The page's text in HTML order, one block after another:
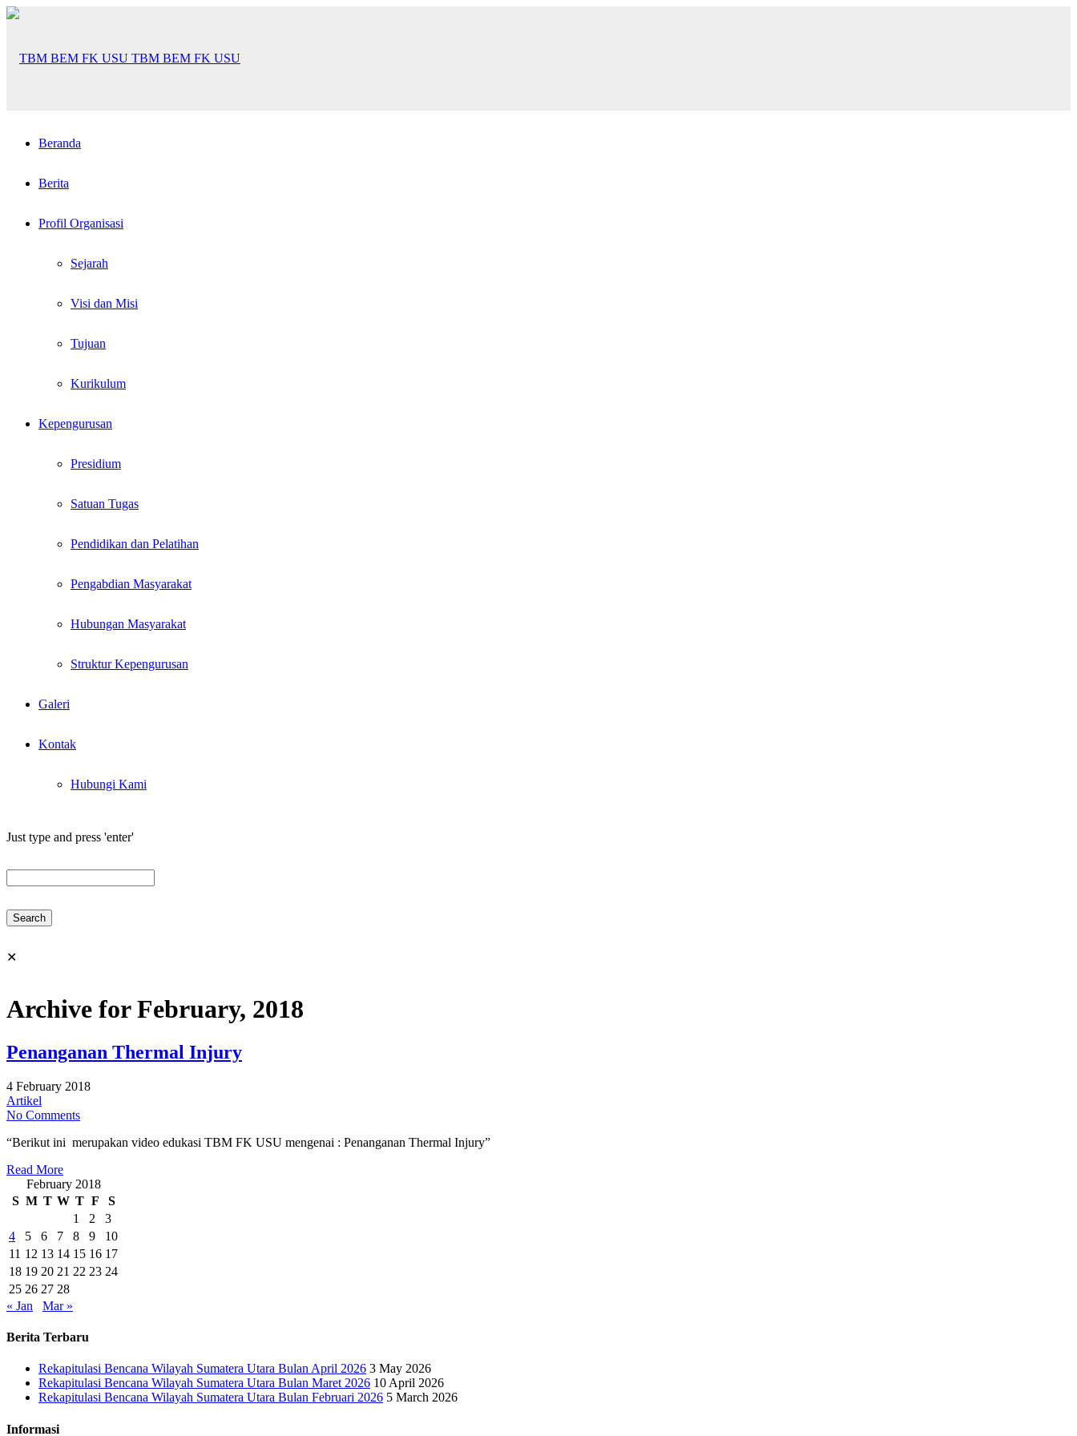
TBM BEM FK USU
Beranda
Berita
Profil Organisasi
Sejarah
Visi dan Misi
Tujuan
Kurikulum
Kepengurusan
Presidium
Satuan Tugas
Pendidikan dan Pelatihan
Pengabdian Masyarakat
Hubungan Masyarakat
Struktur Kepengurusan
Galeri
Kontak
Hubungi Kami
Just type and press 'enter'
✕
Archive for February, 2018
Penanganan Thermal Injury
4 February 2018
Artikel
No Comments
“Berikut ini merupakan video edukasi TBM FK USU mengenai : Penanganan Thermal Injury”
Read More
February 2018
S M T W T F
S
1
2
3
4
5 6 7 8 9
10
11 12 13 14 15 16 17
18 19 20 21 22 23 24
25 26 27 28
« Jan
Mar »
Berita Terbaru
Rekapitulasi Bencana Wilayah Sumatera Utara Bulan April 2026 3 May 2026
Rekapitulasi Bencana Wilayah Sumatera Utara Bulan Maret 2026 10 April 2026
Rekapitulasi Bencana Wilayah Sumatera Utara Bulan Februari 2026 5 March 2026
Informasi